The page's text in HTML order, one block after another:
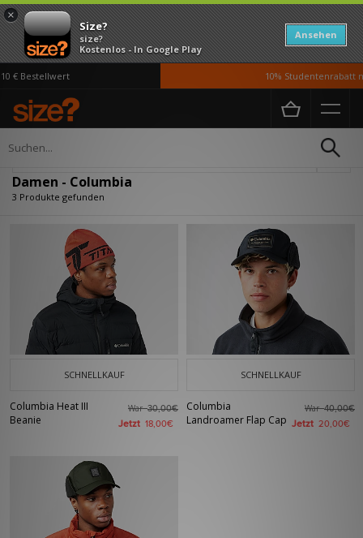
×
Size?
size?
Kostenlos - In Google Play
Ansehen
€ Bestellwert 10% Studentenrabatt
Home Damen
Damen - Columbia
3 Produkte gefunden
SCHNELLKAUF
Columbia Heat III
Beanie
War30,00€
Jetzt 18,00€
SCHNELLKAUF
Columbia
Landroamer Flap Cap
War40,00€
Jetzt 20,00€